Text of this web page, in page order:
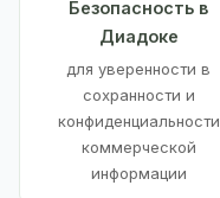
Безопасность в
Диадоке
для уверенности в
сохранности и
конфиденциальности
коммерческой
информации